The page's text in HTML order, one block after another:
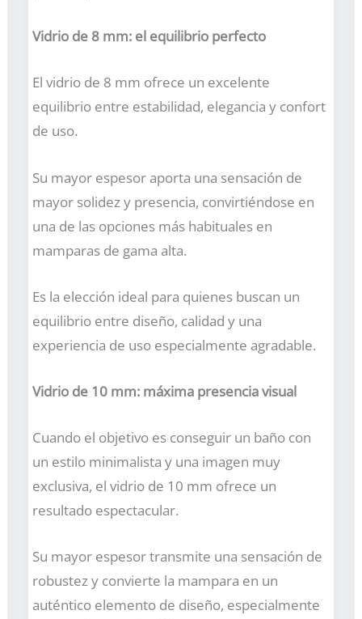
Vidrio de 8 mm: el equilibrio perfecto
El vidrio de 8 mm ofrece un excelente
equilibrio entre estabilidad, elegancia y confort
de uso.
Su mayor espesor aporta una sensación de
mayor solidez y presencia, convirtiéndose en
una de las opciones más habituales en
mamparas de gama alta.
Es la elección ideal para quienes buscan un
equilibrio entre diseño, calidad y una
experiencia de uso especialmente agradable.
Vidrio de 10 mm: máxima presencia visual
Cuando el objetivo es conseguir un baño con
un estilo minimalista y una imagen muy
exclusiva, el vidrio de 10 mm ofrece un
resultado espectacular.
Su mayor espesor transmite una sensación de
robustez y convierte la mampara en un
auténtico elemento de diseño, especialmente